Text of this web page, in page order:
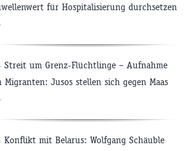
für Hospitalisierung durchsetzen
Streit um Grenz-Flüchtlinge – Aufnahme
Migranten: Jusos stellen sich gegen Maas
Konflikt mit Belarus: Wolfgang Schäuble